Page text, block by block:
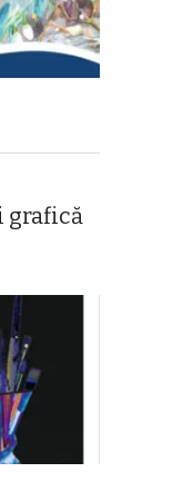
grafică